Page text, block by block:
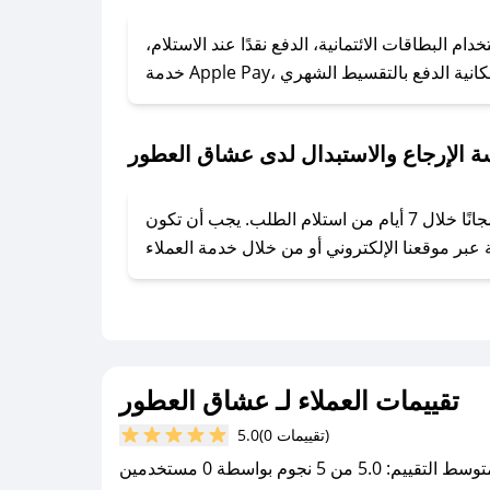
على كوبونات وخصومات حصرية، قم بما يلي:
- اضغط على أيقونة متابعة لمتجر عشاق العطور في تطبيق صحصح.
- تابع حسابنا الرسمي على تويتر وقم بتفعيل زر التنبيهات.
الائتمانية، الدفع نقدًا عند الاستلام،
الإرجاع والاستبدال لدى عشاق العطور
يحرص عشاق العطور على توفير تجربة تسوق آمنة ومريحة لعملائه، حيث يمكنك استرجاع أو استبدال المنتجات مجانًا خلال 7 أيام من استلام الطلب. يجب أن تكون
تقييمات العملاء لـ عشاق العطور
5.0 (0 تقييمات)
التقييم: 5.0 من 5 نجوم بواسطة 0 مستخدمين